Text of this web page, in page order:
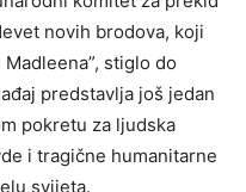
novih brodova, koji
stiglo do
predstavlja još jedan
pokretu za ljudska
i tragične humanitarne
svijeta.